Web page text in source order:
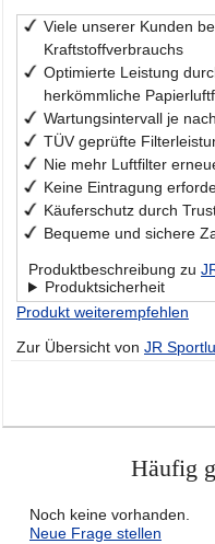
Viele unserer Kunden
Kraftstoffverbrauchs
Optimierte Leistung
herkömmliche
Wartungsintervall je
TÜV geprüfte
Nie mehr Luftfilter
Keine Eintragung
Käuferschutz durch
Bequeme und sichere
Produktbeschreibung zu
Produktsicherheit
Produkt weiterempfehlen
Zur Übersicht von JR
Häufig
Noch keine vorhanden.
Neue Frage stellen